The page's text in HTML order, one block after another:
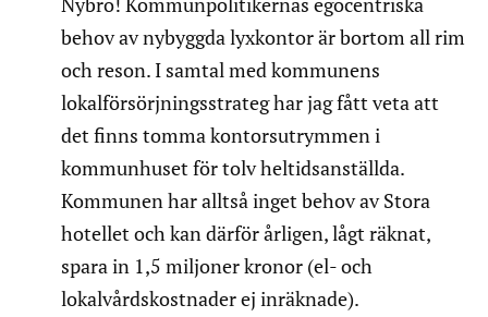
behov av nybyggda lyxkontor är bortom all rim
och reson. I samtal med kommunens
lokalförsörjningsstrateg har jag fått veta att
det finns tomma kontorsutrymmen i
kommunhuset för tolv heltidsanställda.
Kommunen har alltså inget behov av Stora
hotellet och kan därför årligen, lågt räknat,
spara in 1,5 miljoner kronor (el- och
lokalvårdskostnader ej inräknade).